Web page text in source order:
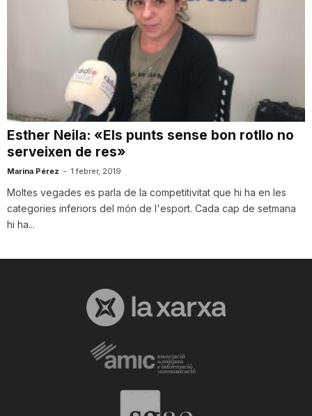
u
t
a
t
Esther Neila: «Els punts sense bon rotllo no
serveixen de res»
Marina Pérez - 1 febrer, 2019
Moltes vegades es parla de la competitivitat que hi ha en les
categories inferiors del món de l'esport. Cada cap de setmana
hi ha...